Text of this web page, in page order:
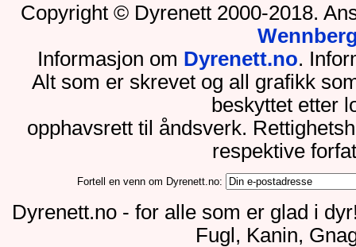
Copyright © Dyrenett 2000-2018.
Informasjon om Dyrenett.no.
Alt som er skrevet og all grafikk
beskyttet etter
opphavsrett til åndsverk.
respektive
Fortell en venn om Dyrenett.no:
Dyrenett.no - for alle som er glad i
Fugl, Kanin,